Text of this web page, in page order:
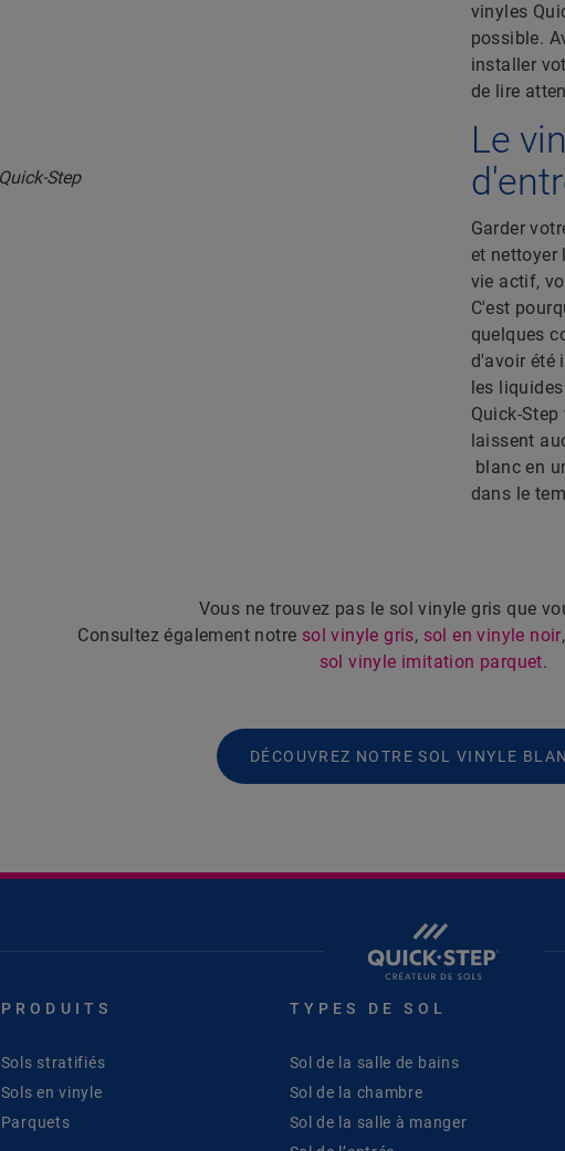
vinyles
possible.
installer
de lire
Le
Garder
et nettoyer
vie actif,
C'est
quelques
d'avoir été
les
Quick-
laissent
blanc en
dans le
Vous ne trouvez pas le sol vinyle gris que
Consultez également notre sol vinyle gris, sol en vinyle noir,
sol vinyle imitation parquet.
DÉCOUVREZ NOTRE SOL VINYLE
PRODUITS
Sols stratifiés
Sols en vinyle
Parquets
TYPES DE SOL
Sol de la salle de bains
Sol de la chambre
Sol de la salle à manger